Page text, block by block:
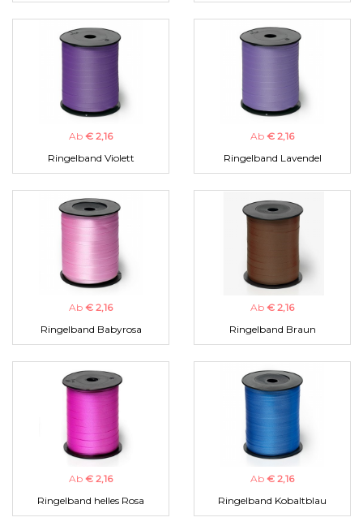
Ab € 2,16
Ringelband Violett
Ab € 2,16
Ringelband Lavendel
Ab € 2,16
Ringelband Babyrosa
Ab € 2,16
Ringelband Braun
Ab € 2,16
Ringelband helles Rosa
Ab € 2,16
Ringelband Kobaltblau